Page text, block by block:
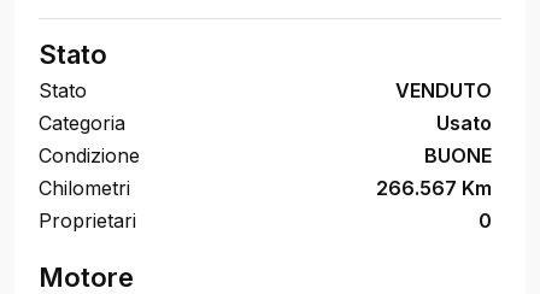
Stato
Stato
VENDUTO
Categoria
Usato
Condizione
BUONE
Chilometri
266.567 Km
Proprietari
0
Motore